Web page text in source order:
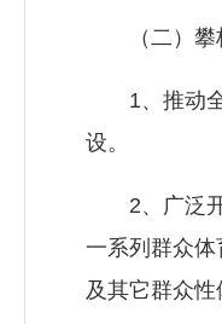
（二）攀枝
1、推动全
设。
2、广泛开
一系列群众体
及其它群众性